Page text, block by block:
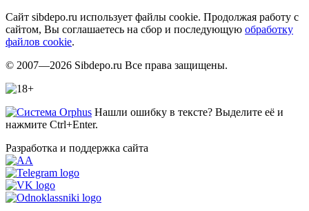
Сайт sibdepo.ru использует файлы cookie. Продолжая работу с
сайтом, Вы соглашаетесь на сбор и последующую обработку
файлов cookie.
© 2007—2026 Sibdepo.ru Все права защищены.
Нашли ошибку в тексте? Выделите её и
нажмите Ctrl+Enter.
Разработка и поддержка сайта